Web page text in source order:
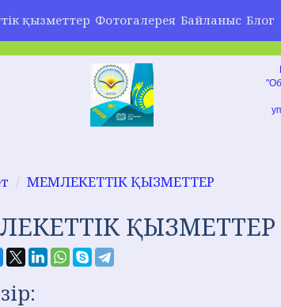
қызметтер Фотогалерея Байланыс Блог
МЕМЛЕКЕТТІК ҚЫЗМЕТТЕР
ҚЫЗМЕТТЕР